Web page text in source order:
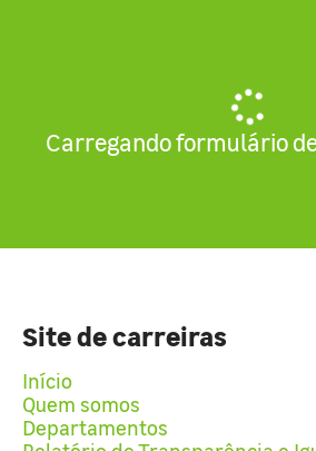
Carregando formulário
Site de carreiras
Início
Quem somos
Departamentos